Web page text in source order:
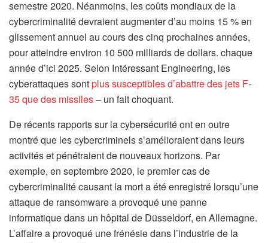
semestre 2020. Néanmoins, les coûts mondiaux de la
cybercriminalité devraient augmenter d’au moins 15 % en
glissement annuel au cours des cinq prochaines années,
pour atteindre environ 10 500 milliards de dollars. chaque
année d’ici 2025. Selon Intéressant Engineering, les
cyberattaques sontplus susceptibles d’abattre des jets F-
35 que des missiles– un fait choquant.
De récents rapports sur la cybersécurité ont en outre
montré que les cybercriminels s’amélioraient dans leurs
activités et pénétraient de nouveaux horizons. Par
exemple, en septembre 2020, le premier cas de
cybercriminalité causant la mort a été enregistré lorsqu’une
attaque de ransomware a provoqué une panne
informatique dans un hôpital de Düsseldorf, en Allemagne.
L’affaire a provoqué une frénésie dans l’industrie de la